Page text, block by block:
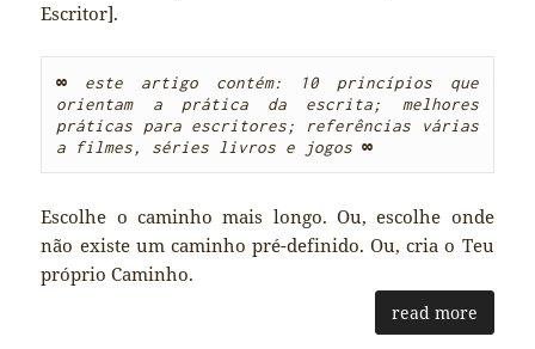
Escritor].
∞
este artigo contém: 10 princípios que
orientam a prática da escrita; melhores
práticas para escritores; referências várias
a filmes, séries livros e jogos ∞
Escolhe o caminho mais longo. Ou, escolhe onde
não existe um caminho pré-definido. Ou, cria o Teu
próprio Caminho.
read more